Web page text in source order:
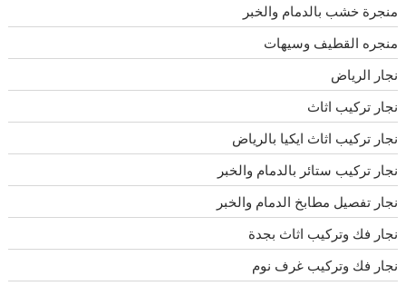
منجرة خشب بالدمام والخبر
منجره القطيف وسيهات
نجار الرياض
نجار تركيب اثاث
نجار تركيب اثاث ايكيا بالرياض
نجار تركيب ستائر بالدمام والخبر
نجار تفصيل مطابخ الدمام والخبر
نجار فك وتركيب اثاث بجدة
نجار فك وتركيب غرف نوم